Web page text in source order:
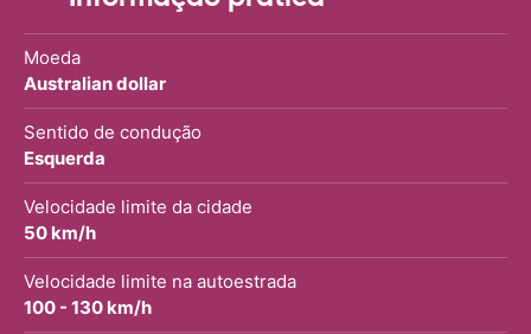
Moeda
Australian dollar
Sentido de condução
Esquerda
Velocidade limite da cidade
50 km/h
Velocidade limite na autoestrada
100 - 130 km/h